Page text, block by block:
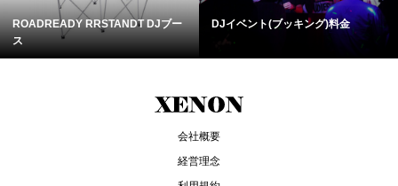
ROADREADY RRSTANDT DJブー
ス
DJイベント(ブッキング)料金
会社概要
経営理念